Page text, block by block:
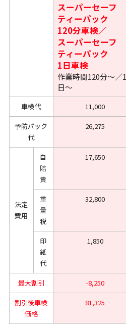
スーパーセーフ
ティーパック
120分車検／
スーパーセーフ
ティーパック
1日車検
作業時間120分〜／1
日〜
車検代 11,000
予防パック
代
26,275
法定
費用
自
賠
責
17,650
重
量
税
32,800
印
紙
代
1,850
最大割引 -8,250
割引後車検
価格
81,325